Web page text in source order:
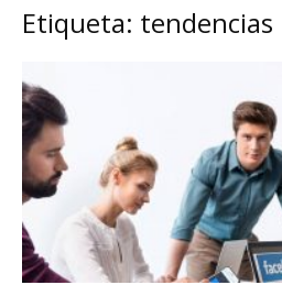
Etiqueta: tendencias